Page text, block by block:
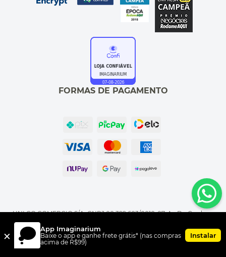
FORMAS DE PAGAMENTO
UNI.CO COMERCIO S/A, CNPJ 00.399.603/0010-07, Av Dr. Cardoso
de Melo, 1855 CEP 04548-005, Vila Olímpia, São Paulo, SP
× App Imaginarium
Baixe o app e ganhe frete grátis* (nas compras
acima de R$99)
Instalar